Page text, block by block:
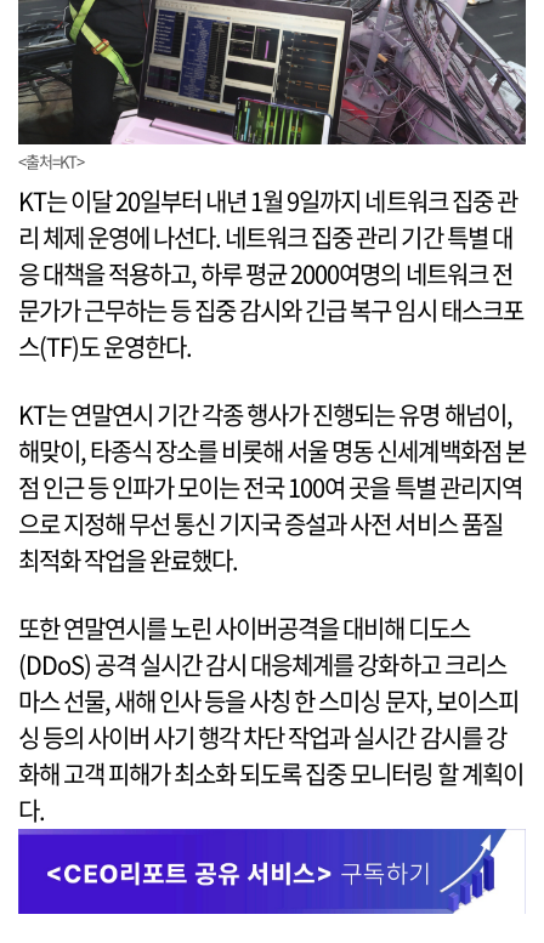
<출처=KT>
KT는 이달 20일부터 내년 1월 9일까지 네트워크 집중 관
리 체제 운영에 나선다. 네트워크 집중 관리 기간 특별 대
응 대책을 적용하고, 하루 평균 2000여명의 네트워크 전
문가가 근무하는 등 집중 감시와 긴급 복구 임시 태스크포
스(TF)도 운영한다.
KT는 연말연시 기간 각종 행사가 진행되는 유명 해넘이,
해맞이, 타종식 장소를 비롯해 서울 명동 신세계백화점 본
점 인근 등 인파가 모이는 전국 100여 곳을 특별 관리지역
으로 지정해 무선 통신 기지국 증설과 사전 서비스 품질
최적화 작업을 완료했다.
또한 연말연시를 노린 사이버공격을 대비해 디도스
(DDoS) 공격 실시간 감시 대응체계를 강화하고 크리스
마스 선물, 새해 인사 등을 사칭 한 스미싱 문자, 보이스피
싱 등의 사이버 사기 행각 차단 작업과 실시간 감시를 강
화해 고객 피해가 최소화 되도록 집중 모니터링 할 계획이
다.